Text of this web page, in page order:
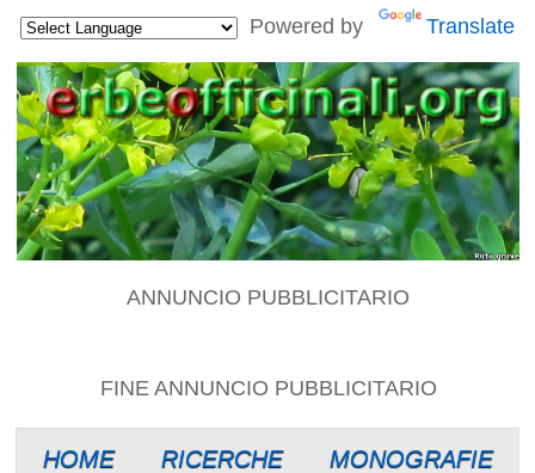
Powered by Translate
ANNUNCIO PUBBLICITARIO
FINE ANNUNCIO PUBBLICITARIO
HOME RICERCHE MONOGRAFIE